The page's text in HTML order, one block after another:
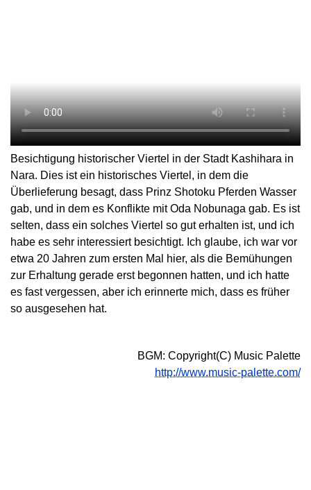
Besichtigung historischer Viertel in der Stadt Kashihara in
Nara. Dies ist ein historisches Viertel, in dem die
Überlieferung besagt, dass Prinz Shotoku Pferden Wasser
gab, und in dem es Konflikte mit Oda Nobunaga gab. Es ist
selten, dass ein solches Viertel so gut erhalten ist, und ich
habe es sehr interessiert besichtigt. Ich glaube, ich war vor
etwa 20 Jahren zum ersten Mal hier, als die Bemühungen
zur Erhaltung gerade erst begonnen hatten, und ich hatte
es fast vergessen, aber ich erinnerte mich, dass es früher
so ausgesehen hat.
BGM: Copyright(C) Music Palette
http://www.music-palette.com/